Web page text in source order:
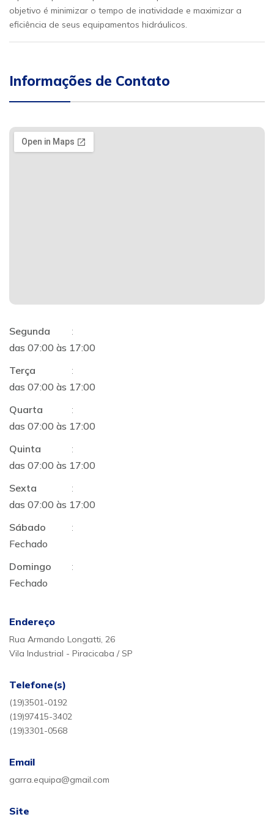
objetivo é minimizar o tempo de inatividade e maximizar a
eficiência de seus equipamentos hidráulicos.
Informações de Contato
Segunda
:
das 07:00 às 17:00
Terça
:
das 07:00 às 17:00
Quarta
:
das 07:00 às 17:00
Quinta
:
das 07:00 às 17:00
Sexta
:
das 07:00 às 17:00
Sábado
:
Fechado
Domingo
:
Fechado
Endereço
Rua Armando Longatti, 26
Vila Industrial - Piracicaba / SP
Telefone(s)
(19)3501-0192
(19)97415-3402
(19)3301-0568
Email
garra.equipa@gmail.com
Site